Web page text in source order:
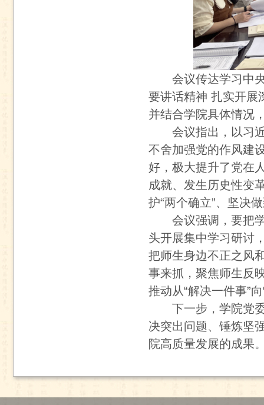
会议传达学习中
要讲话精神 扎实开展
并结合学院具体情况
会议指出，以习
不舍加强党的作风建
好，极大提升了党在
成就、发生历史性变
护“两个确立”、坚决
会议强调，要把
头开展集中学习研讨
把师生身边不正之风
事来抓，聚焦师生反
推动从“解决一件事”
下一步，学院党
决突出问题、锤炼坚
院高质量发展的成果